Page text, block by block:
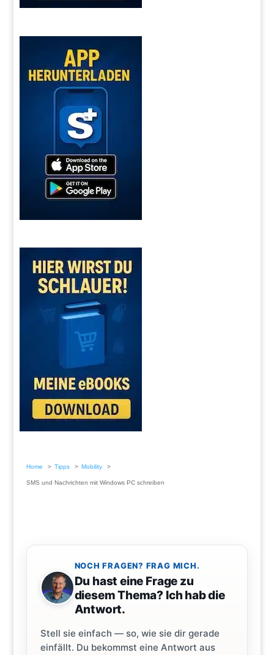
Home Tipps Mobility
SMS und Nachrichten mit Windows PC schreiben
NOCH FRAGEN? FRAG MICH.
Du hast eine Frage zu
diesem Thema? Ich hab die
Antwort.
Stell sie einfach — so, wie sie dir gerade
einfällt. Du bekommst eine Antwort aus